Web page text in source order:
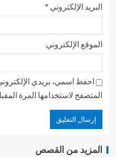
البريد الإلكتروني *
الموقع الإلكتروني
احفظ اسمي، بريدي
المتصفح لاستخدامها المرة
المزيد من القصص